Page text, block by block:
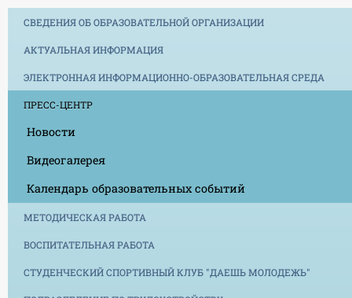
СВЕДЕНИЯ ОБ ОБРАЗОВАТЕЛЬНОЙ ОРГАНИЗАЦИИ
АКТУАЛЬНАЯ ИНФОРМАЦИЯ
ЭЛЕКТРОННАЯ ИНФОРМАЦИОННО-ОБРАЗОВАТЕЛЬНАЯ СРЕДА
ПРЕСС-ЦЕНТР
Новости
Видеогалерея
Календарь образовательных событий
МЕТОДИЧЕСКАЯ РАБОТА
ВОСПИТАТЕЛЬНАЯ РАБОТА
СТУДЕНЧЕСКИЙ СПОРТИВНЫЙ КЛУБ "ДАЕШЬ МОЛОДЕЖЬ"